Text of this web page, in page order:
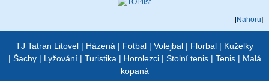
[Nahoru]
TJ Tatran Litovel | Házená | Fotbal | Volejbal | Florbal | Kuželky
| Šachy| Lyžování| Turistika | Horolezci| Stolní tenis| Tenis| Malá
kopaná